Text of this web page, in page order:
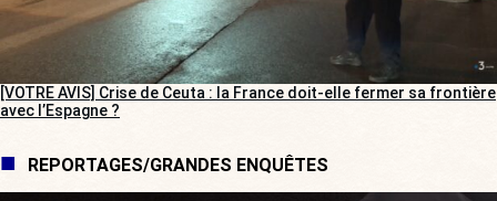
[VOTRE AVIS] Crise de Ceuta : la France doit-elle fermer sa frontière
avec l’Espagne ?
REPORTAGES/GRANDES ENQUÊTES